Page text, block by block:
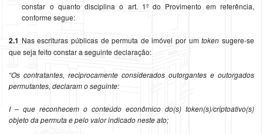
constar o quanto disciplina o art. 1º do Provimento em referência,
conforme segue:
2.1 Nas escrituras públicas de permuta de imóvel por umtoken sugere-se
que seja feito constar a seguinte declaração:
“Os contratantes, reciprocamente considerados outorgantes e outorgados
permutantes, declaram o seguinte:
I – que reconhecem o conteúdo econômico do(s) token(s)/criptoativo(s)
objeto da permuta e pelo valor indicado neste ato;